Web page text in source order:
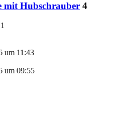
mit Hubschrauber 4
1
um 11:43
um 09:55